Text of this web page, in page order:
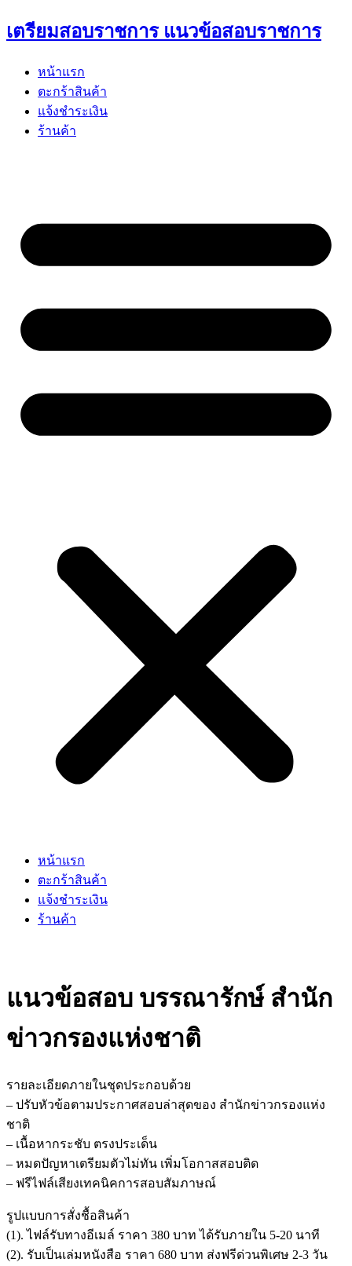
Skip
to
เตรียมสอบราชการ แนวข้อสอบราชการ
หน้าแรก
ตะกร้าสินค้า
แจ้งชำระเงิน
ร้านค้า
หน้าแรก
ตะกร้าสินค้า
แจ้งชำระเงิน
ร้านค้า
แนวข้อสอบ บรรณารักษ์ สำนัก
ข่าวกรองแห่งชาติ
รายละเอียดภายในชุดประกอบด้วย
– ปรับหัวข้อตามประกาศสอบล่าสุดของ สำนักข่าวกรองแห่ง
ชาติ
– เนื้อหากระชับ ตรงประเด็น
– หมดปัญหาเตรียมตัวไม่ทัน เพิ่มโอกาสสอบติด
– ฟรีไฟล์เสียงเทคนิคการสอบสัมภาษณ์
รูปแบบการสั่งชื้อสินค้า
(1). ไฟล์รับทางอีเมล์ ราคา 380 บาท ได้รับภายใน 5-20 นาที
(2). รับเป็นเล่มหนังสือ ราคา 680 บาท ส่งฟรีด่วนพิเศษ 2-3 วัน